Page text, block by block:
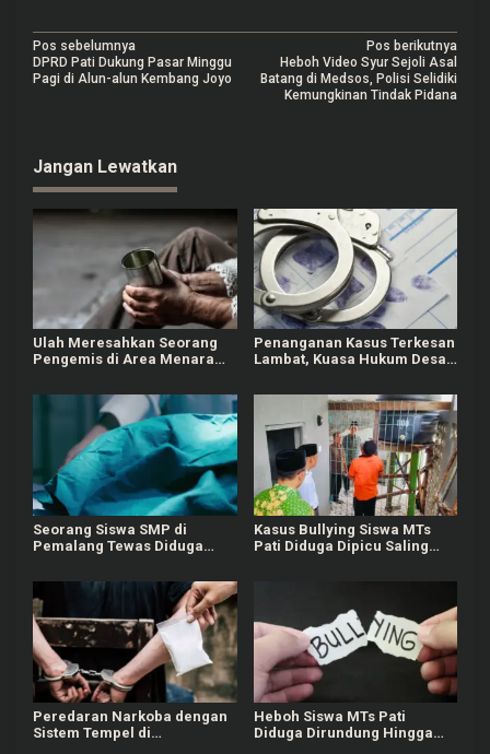
N
a
g
a
s
p
o
s
Pos sebelumnya
DPRD Pati Dukung Pasar Minggu
Pagi di Alun-alun Kembang Joyo
Pos berikutnya
Heboh Video Syur Sejoli Asal
Batang di Medsos, Polisi Selidiki
Kemungkinan Tindak Pidana
Jangan Lewatkan
Ulah Meresahkan Seorang
Pengemis di Area Menara
Pengunjung saat Tak Diberi
Penanganan Kasus Terkesan
Lambat, Kuasa Hukum Desak
Pemerkosaan Anak Kandung
di Grobogan
Seorang Siswa SMP di
Pemalang Tewas Diduga
Kasus Bullying Siswa MTs
Pati Diduga Dipicu Saling
Peredaran Narkoba dengan
Sistem Tempel di
Heboh Siswa MTs Pati
Diduga Dirundung Hingga